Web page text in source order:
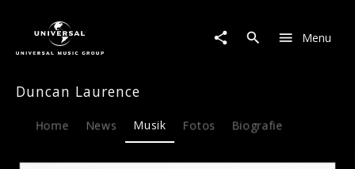
Laurence
Musik
Last
Menu
Duncan Laurence
Home News Musik Fotos Biografie